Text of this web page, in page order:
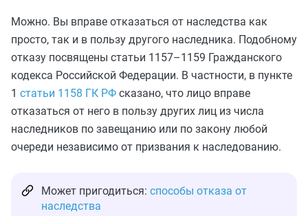
Можно. Вы вправе отказаться от наследства как
просто, так и в пользу другого наследника. Подобному
отказу посвящены статьи 1157–1159 Гражданского
кодекса Российской Федерации. В частности, в пункте
1 статьи 1158 ГК РФ сказано, что лицо вправе
отказаться от него в пользу других лиц из числа
наследников по завещанию или по закону любой
очереди независимо от призвания к наследованию.
Может пригодиться: способы отказа от
наследства